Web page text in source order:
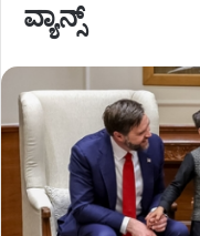
ವ್ಯಾನ್ಸ್